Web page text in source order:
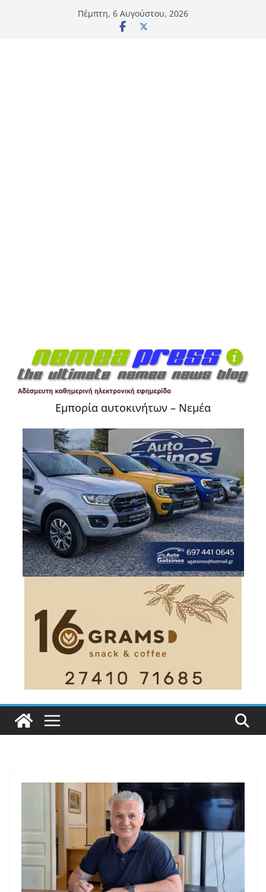
Πέμπτη, 6 Αυγούστου, 2026
Εμπορία αυτοκινήτων – Νεμέα